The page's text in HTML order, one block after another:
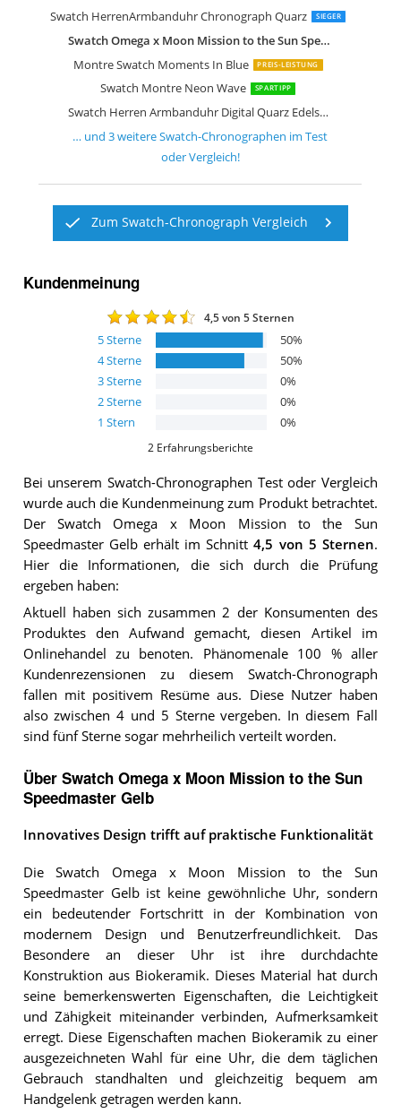
Swatch HerrenArmbanduhr Chronograph Quarz SIEGER
Swatch Omega x Moon Mission to the Sun Speedmaster Gelb
Montre Swatch Moments In Blue
PREIS-LEISTUNG
Swatch Montre Neon Wave SPARTIPP
Swatch Herren Armbanduhr Digital Quarz Edelstahl
Swatch Damen Armbanduhr
Swatch Flowing Freshly Armbanduhr
Swatch Herren Chronograph Quarz
… und3weitereSwatch-Chronographen im Test
oder Vergleich!
Zum Swatch-Chronograph Vergleich
Kundenmeinung
4,5von 5 Sternen
5Sterne 50%
4Sterne 50%
3Sterne 0%
2Sterne 0%
1 Stern 0%
2 Erfahrungsberichte
Bei unserem Swatch-Chronographen Test oder Vergleich
wurde auch die Kundenmeinung zum Produkt betrachtet.
Der
Swatch Omega x Moon Mission to the Sun
Speedmaster Gelberhält im Schnitt4,5 von 5 Sternen.
Hier die Informationen, die sich durch die Prüfung
ergeben haben:
Aktuell haben sich zusammen 2 der Konsumenten des
Produktes den Aufwand gemacht, diesen Artikel im
Onlinehandel zu benoten. Phänomenale 100 % aller
Kundenrezensionen zu diesem Swatch-Chronograph
fallen mit positivem Resüme aus. Diese Nutzer haben
also zwischen 4 und 5 Sterne vergeben. In diesem Fall
sind fünf Sterne sogar mehrheilich verteilt worden.
Über Swatch Omega x Moon Mission to the Sun
Speedmaster Gelb
Innovatives Design trifft auf praktische Funktionalität
Die Swatch Omega x Moon Mission to the Sun
Speedmaster Gelb ist keine gewöhnliche Uhr, sondern
ein bedeutender Fortschritt in der Kombination von
modernem Design und Benutzerfreundlichkeit. Das
Besondere an dieser Uhr ist ihre durchdachte
Konstruktion aus Biokeramik. Dieses Material hat durch
seine bemerkenswerten Eigenschaften, die Leichtigkeit
und Zähigkeit miteinander verbinden, Aufmerksamkeit
erregt. Diese Eigenschaften machen Biokeramik zu einer
ausgezeichneten Wahl für eine Uhr, die dem täglichen
Gebrauch standhalten und gleichzeitig bequem am
Handgelenk getragen werden kann.